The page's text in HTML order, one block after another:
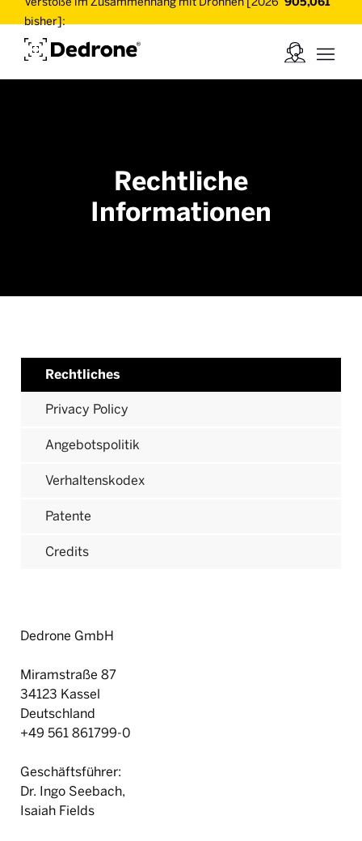
bisher]:
Rechtliche
Informationen
Rechtliches
Privacy Policy
Angebotspolitik
Verhaltenskodex
Patente
Credits
Dedrone GmbH
Miramstraße 87
34123 Kassel
Deutschland
‍+49 561 861799-0
Geschäftsführer:
Dr. Ingo Seebach,
Isaiah Fields